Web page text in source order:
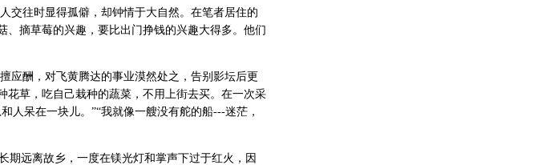
交往时显得孤僻，却钟情于大自然。在笔者居住的
摘草莓的兴趣，要比出门挣钱的兴趣大得多。他们
应酬，对飞黄腾达的事业漠然处之，告别影坛后更
花草，吃自己栽种的蔬菜，不用上街去买。在一次采
人呆在一块儿。”“我就像一艘没有舵的船---迷茫，
期远离故乡，一度在镁光灯和掌声下过于红火，因